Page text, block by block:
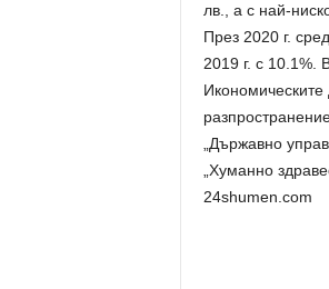
лв., а с най-
През 2020 г.
2019 г. с 10.1%.
Икономическите
„Държавно
„Хуманно
24shumen.com